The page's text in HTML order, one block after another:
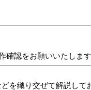
確認をお願いいたします
を織り交ぜて解説して